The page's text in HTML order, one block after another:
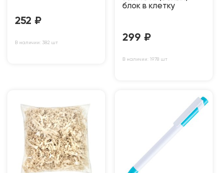
252 ₽
В наличии: 382 шт
блок в клетку
299 ₽
В наличии: 1978 шт